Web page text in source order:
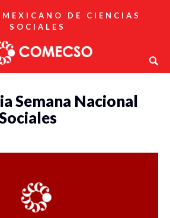
MEXICANO DE CIENCIAS
SOCIALES
Semana Nacional